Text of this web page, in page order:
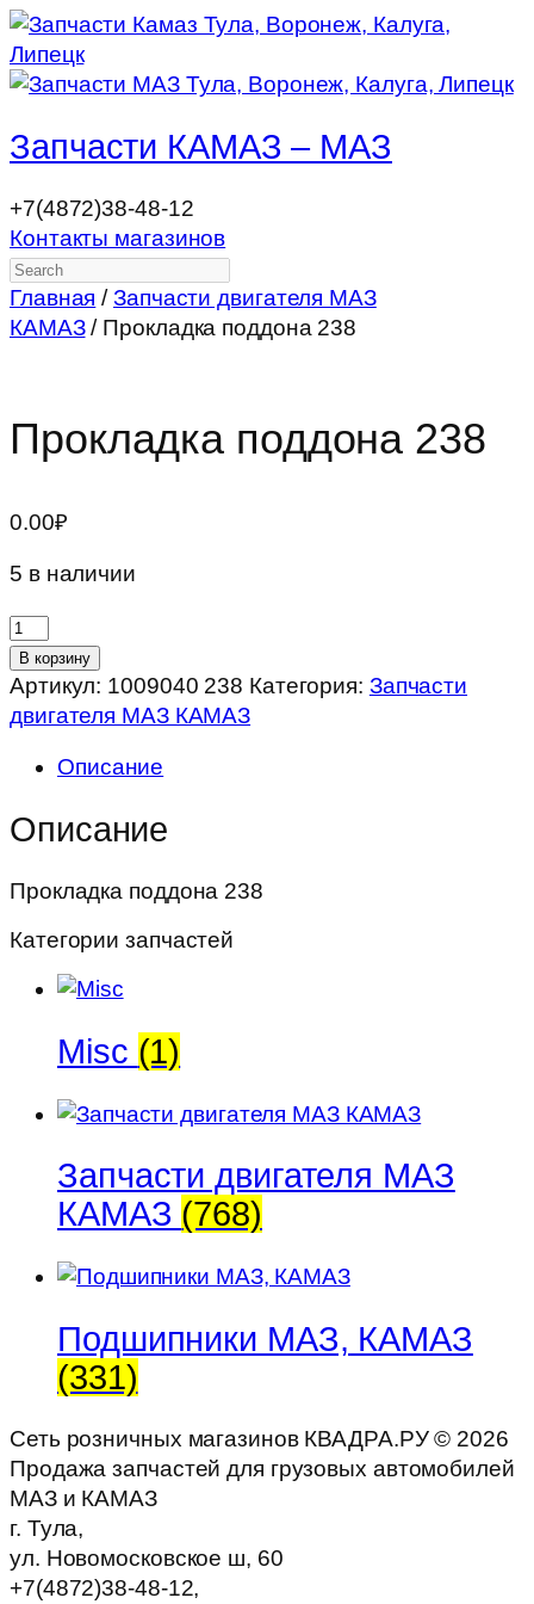
Запчасти КАМАЗ – МАЗ
+7(4872)38-48-12
Контакты магазинов
Search
Главная /Запчасти двигателя МАЗ
КАМАЗ/ Прокладка поддона 238
Прокладка поддона 238
0.00₽
5 в наличии
Количество
товара
Прокладка
поддона
В корзину
Артикул: 1009040 238 Категория: Запчасти
двигателя МАЗ КАМАЗ
Описание
Описание
Прокладка поддона 238
Категории запчастей
Misc (1)
Запчасти двигателя МАЗ
КАМАЗ (768)
Подшипники МАЗ, КАМАЗ
(331)
Сеть розничных магазинов КВАДРА.РУ © 2026
Продажа запчастей для грузовых автомобилей
МАЗ и КАМАЗ
г. Тула,
ул. Новомосковское ш, 60
+7(4872)38-48-12,